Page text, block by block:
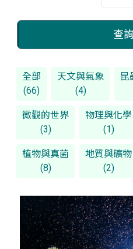
查詢
全部
(66)
天文與氣象
(4)
昆
微觀的世界
(3)
物理與化學
(1)
植物與真菌
(8)
地質與礦物
(2)